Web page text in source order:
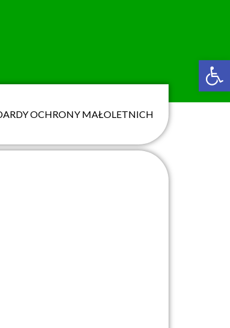
OCHRONY MAŁOLETNICH